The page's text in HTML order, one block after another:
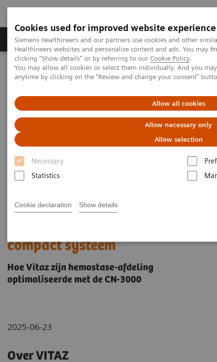
Cookies used for improved website experience
Siemens Healthineers and our partners use cookies and other
Healthineers websites and personalize content and ads. You may
clicking "Show details" or by referring to our Cookie Policy.
You may allow all cookies or select them individually. And you
anytime by clicking on the "Review and change your consent"
Allow all cookies
Allow necessary only
Allow selection
Necessary
Statistics
Cookie declaration Show details
Producten & Services Over ons
Home
Nieuws
Vitaz is eerste in Europa met gekoppelde CN-3000
compact systeem
Hoe Vitaz zijn hemostase-afdeling
optimaliseerde met de CN-3000
2025-06-23
Over VITAZ